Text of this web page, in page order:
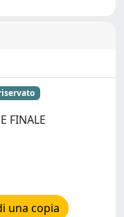
FINALE
una copia